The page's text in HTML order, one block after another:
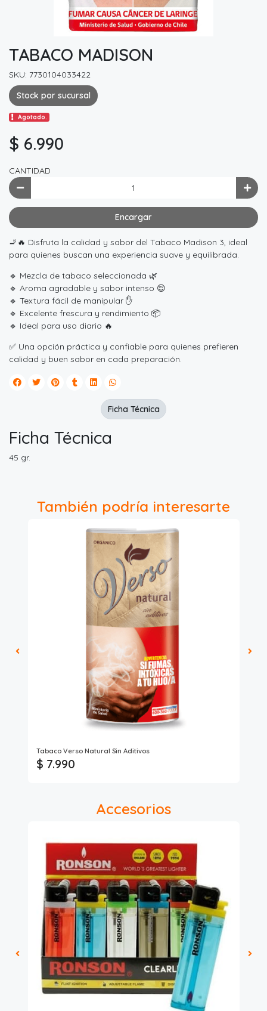
TABACO MADISON
SKU: 7730104033422
Stock por sucursal
Agotado.
$ 6.990
CANTIDAD
Encargar
🚬🔥 Disfruta la calidad y sabor del Tabaco Madison 3, ideal
para quienes buscan una experiencia suave y equilibrada.
🔹 Mezcla de tabaco seleccionada 🌿
🔹 Aroma agradable y sabor intenso 😌
🔹 Textura fácil de manipular ✋
🔹 Excelente frescura y rendimiento 📦
🔹 Ideal para uso diario 🔥
✅ Una opción práctica y confiable para quienes prefieren
calidad y buen sabor en cada preparación.
Ficha Técnica
45 gr.
Ficha Técnica
También podría interesarte
Tabaco Verso Natural Sin Aditivos
$ 7.990
Accesorios